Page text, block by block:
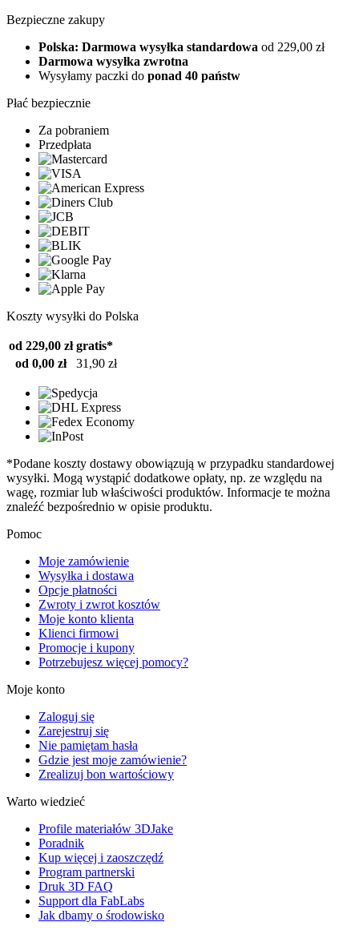
Bezpieczne zakupy
Polska: Darmowa wysyłka standardowa od 229,00 zł
Darmowa wysyłka zwrotna
Wysyłamy paczki do ponad 40 państw
Płać bezpiecznie
Za pobraniem
Przedpłata
Koszty wysyłki do Polska
od 229,00 zł gratis*
od 0,00 zł
31,90 zł
*Podane koszty dostawy obowiązują w przypadku standardowej
wysyłki. Mogą wystąpić dodatkowe opłaty, np. ze względu na
wagę, rozmiar lub właściwości produktów. Informacje te można
znaleźć bezpośrednio w opisie produktu.
Pomoc
Moje zamówienie
Wysyłka i dostawa
Opcje płatności
Zwroty i zwrot kosztów
Moje konto klienta
Klienci firmowi
Promocje i kupony
Potrzebujesz więcej pomocy?
Moje konto
Zaloguj się
Zarejestruj się
Nie pamiętam hasła
Gdzie jest moje zamówienie?
Zrealizuj bon wartościowy
Warto wiedzieć
Profile materiałów 3DJake
Poradnik
Kup więcej i zaoszczędź
Program partnerski
Druk 3D FAQ
Support dla FabLabs
Jak dbamy o środowisko